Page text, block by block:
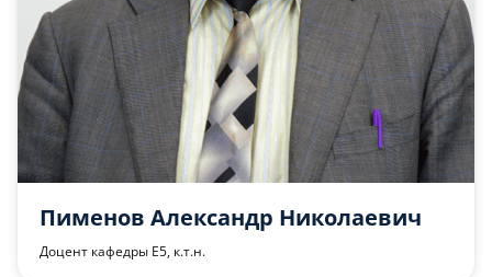
Пименов Александр Николаевич
Доцент кафедры Е5, к.т.н.